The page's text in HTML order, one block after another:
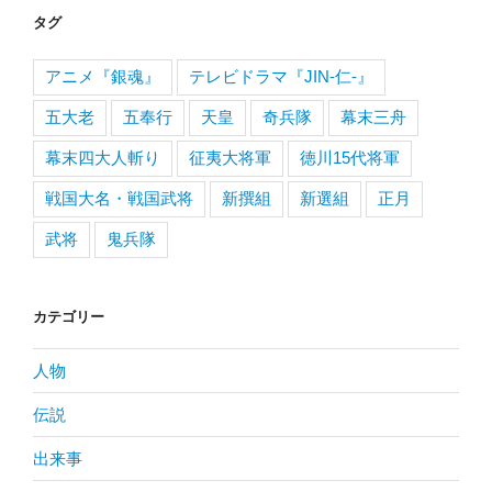
タグ
アニメ『銀魂』 テレビドラマ『JIN-仁-』
五大老 五奉行 天皇 奇兵隊 幕末三舟
幕末四大人斬り 征夷大将軍 徳川15代将軍
戦国大名・戦国武将 新撰組 新選組 正月
武将 鬼兵隊
カテゴリー
人物
伝説
出来事